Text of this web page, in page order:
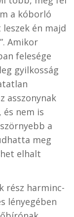
a kóborló
én majd
Amikor
felesége
gyilkosság
asszonynak
nem is
a
meg
elhalt
rész harminc-
lényegében